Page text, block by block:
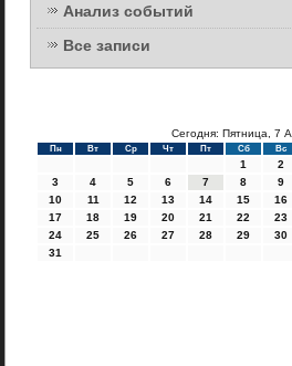
Анализ событий
Все записи
Сегодня: Пятница, 7
Пн Вт Ср Чт Пт Сб Вс
1
2
3
4 5 6 7 8
9
10
11 12 13 14 15
16
17
18 19 20 21 22
23
24
25 26 27 28 29
30
31